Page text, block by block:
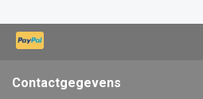
Contactgegevens